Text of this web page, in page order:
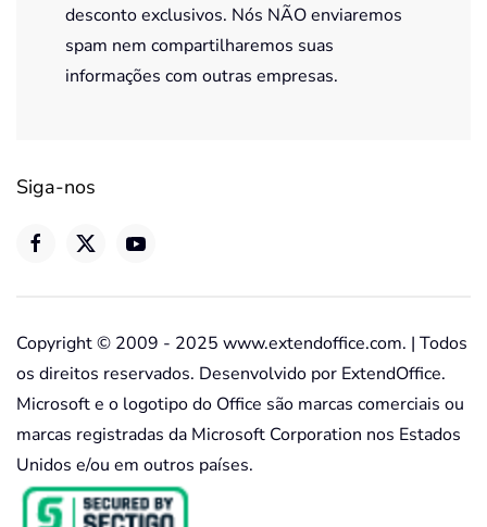
desconto exclusivos. Nós NÃO enviaremos
spam nem compartilharemos suas
informações com outras empresas.
Siga-nos
Copyright © 2009 - 2025 www.extendoffice.com. | Todos
os direitos reservados. Desenvolvido por ExtendOffice.
Microsoft e o logotipo do Office são marcas comerciais ou
marcas registradas da Microsoft Corporation nos Estados
Unidos e/ou em outros países.